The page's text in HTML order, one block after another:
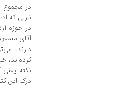
در مجموع
نازلی که
در حوزه
آقای
دارند،
کرده‌اند،
نکته
درک این